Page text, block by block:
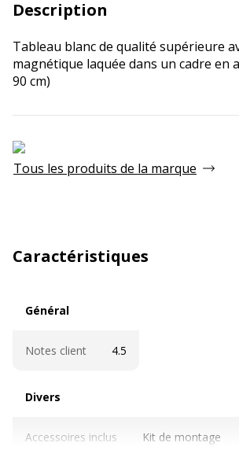
Description
Tableau blanc de qualité supérieure
magnétique laquée dans un cadre en
90 cm)
Tous les produits de la marque
Caractéristiques
Général
Notes client 4.5
Divers
Accessoires inclus
Kit de montage